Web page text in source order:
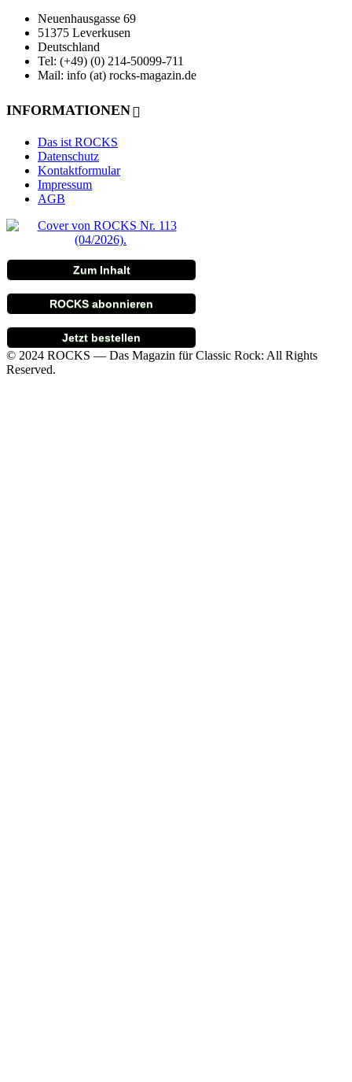
Neuenhausgasse 69
51375 Leverkusen
Deutschland
Tel: (+49) (0) 214-50099-711
Mail: info (at) rocks-magazin.de
INFORMATIONEN
Das ist ROCKS
Datenschutz
Kontaktformular
Impressum
AGB
Zum Inhalt
ROCKS abonnieren
Jetzt bestellen
© 2024 ROCKS — Das Magazin für Classic Rock: All Rights
Reserved.